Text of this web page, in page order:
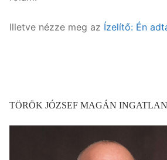
Illetve nézze meg az Ízelítő: Én
TÖRÖK JÓZSEF MAGÁN